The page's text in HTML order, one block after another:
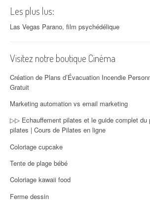
Les plus lus:
Las Vegas Parano, film psychédélique
Visitez notre boutique Cinéma
Création de Plans d’Évacuation Incendie
Gratuit
Marketing automation vs email marketing
▷▷ Echauffement pilates et le guide complet du
pilates | Cours de Pilates en ligne
Coloriage cupcake
Tente de plage bébé
Coloriage kawaii food
Ferme dessin